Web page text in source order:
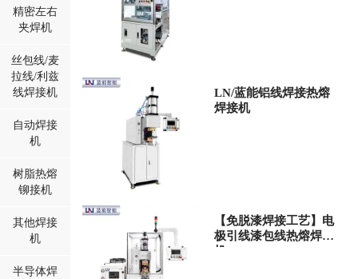
精密左右
夹焊机
丝包线/麦
拉线/利兹
线焊接机
自动焊接
机
树脂热熔
铆接机
其他焊接
机
半导体焊
LN/蓝能铝线焊接热熔
焊接机
【免脱漆焊接工艺】电
极引线漆包线热熔焊接
机